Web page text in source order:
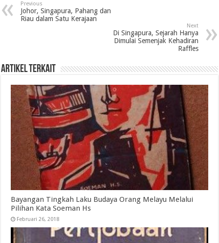
Previous
Johor, Singapura, Pahang dan
Riau dalam Satu Kerajaan
Next
Di Singapura, Sejarah Hanya
Dimulai Semenjak Kehadiran
Raffles
Artikel Terkait
Bayangan Tingkah Laku Budaya Orang Melayu Melalui
Pilihan Kata Soeman Hs
Februari 26, 2018